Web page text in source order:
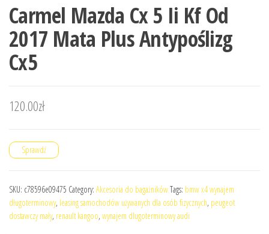
Carmel Mazda Cx 5 Ii Kf Od
2017 Mata Plus Antypoślizg
Cx5
120.00zł
Sprawdź
SKU: c78596e09475 Category: Akcesoria do bagażnikówTags: bmw x4 wynajem
długoterminowy, leasing samochodów używanych dla osób fizycznych, peugeot
dostawczy mały, renault kangoo, wynajem dlugoterminowy audi